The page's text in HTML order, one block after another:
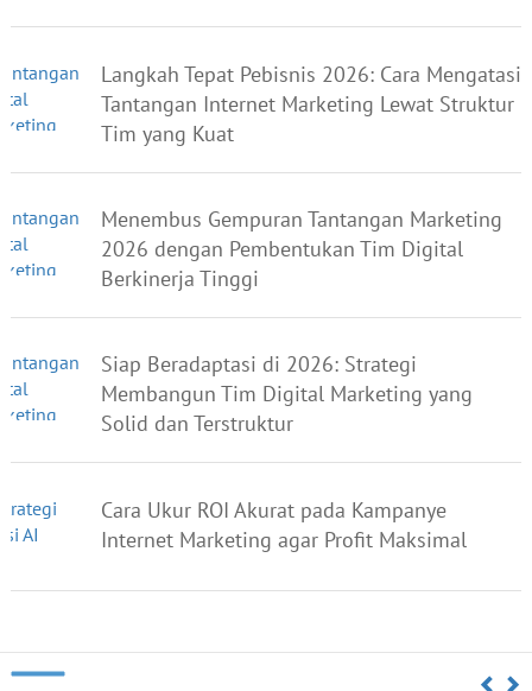
Langkah Tepat Pebisnis 2026: Cara Mengatasi
Tantangan Internet Marketing Lewat Struktur
Tim yang Kuat
Menembus Gempuran Tantangan Marketing
2026 dengan Pembentukan Tim Digital
Berkinerja Tinggi
Siap Beradaptasi di 2026: Strategi
Membangun Tim Digital Marketing yang
Solid dan Terstruktur
Cara Ukur ROI Akurat pada Kampanye
Internet Marketing agar Profit Maksimal